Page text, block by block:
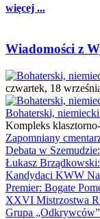
więcej ...
Wiadomości z
czwartek, 18
Bohaterski,
Kompleks
Zapomniany
Debata w
Łukasz
Kandydaci KWW
Premier: Bogate
XXVI Mistrzostwa
Grupa